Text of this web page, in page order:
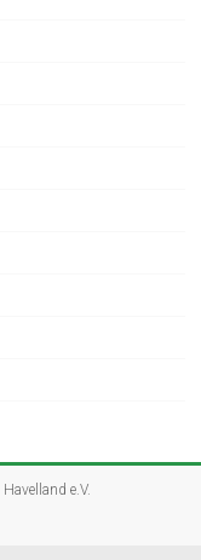
e.V.